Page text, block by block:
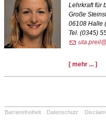
Lehrkraft für
Große
06108 Halle
Tel. (0345)
[ mehr ... ]
Barrierefreiheit Datenschutz